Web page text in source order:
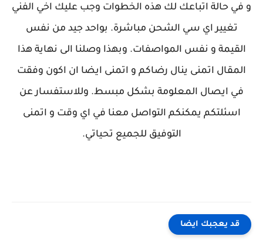
و في حالة اتباعك لك هذه الخطوات وجب عليك اخي الفني
تغيير اي سي الشحن مباشرة. بواحد جيد من نفس
القيمة و نفس المواصفات. وبهذا وصلنا الى نهاية هذا
المقال اتمنى ينال رضاكم و اتمنى ايضا ان اكون وفقت
في ايصال المعلومة بشكل مبسط. وللاستفسار عن
اسئلتكم يمكنكم التواصل معنا في اي وقت و اتمنى
التوفيق للجميع تحياتي.
قد يعجبك ايضا